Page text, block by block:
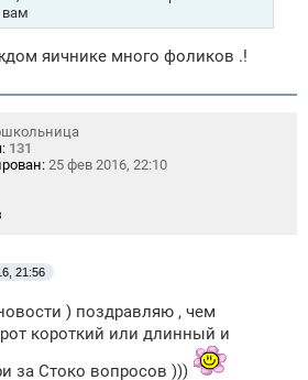
вам
яичнике много фоликов .!
131
25 фев 2016, 22:10
21:56
) поздравляю , чем
короткий или длинный и
за Стоко вопросов )))